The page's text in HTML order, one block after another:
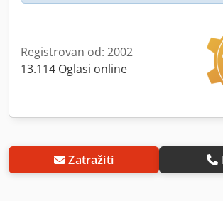
Registrovan od: 2002
13.114 Oglasi online
Zatražiti